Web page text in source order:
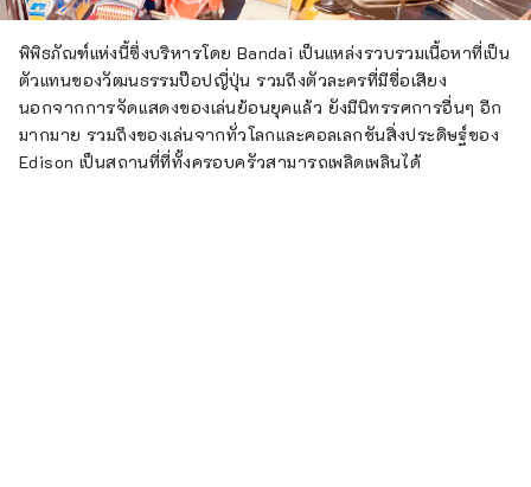
พิพิธภัณฑ์แห่งนี้ซึ่งบริหารโดย Bandai เป็นแหล่งรวบรวมเนื้อหาที่เป็น
ตัวแทนของวัฒนธรรมป๊อปญี่ปุ่น รวมถึงตัวละครที่มีชื่อเสียง
นอกจากการจัดแสดงของเล่นย้อนยุคแล้ว ยังมีนิทรรศการอื่นๆ อีก
มากมาย รวมถึงของเล่นจากทั่วโลกและคอลเลกชันสิ่งประดิษฐ์ของ
Edison เป็นสถานที่ที่ทั้งครอบครัวสามารถเพลิดเพลินได้